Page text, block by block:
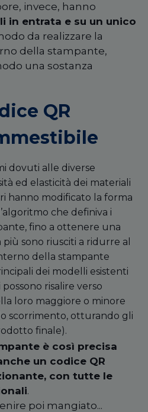
invece, hanno
in entrata e su un unico
da realizzare la
della stampante,
una sostanza
QR
dovuti alle diverse
ed elasticità dei materiali
hanno modificato la forma
che definiva i
fino a ottenere una
sono riusciti a ridurre al
della stampante
dei modelli esistenti
risalire verso
loro maggiore o minore
scorrimento, otturando gli
finale).
è così precisa
un codice QR
con tutte le
.
poi mangiato...